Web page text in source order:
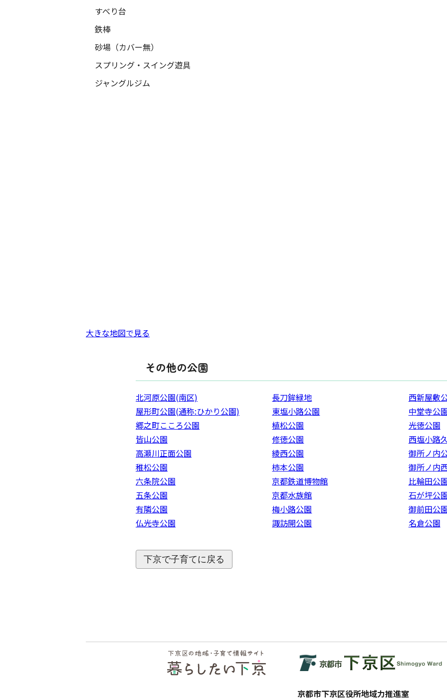
すべり台
鉄棒
砂場（カバー無）
スプリング・スイング遊具
ジャングルジム
大きな地図で見る
その他の公園
北河原公園(南区)
屋形町公園(通称:ひかり公園)
郷之町こころ公園
皆山公園
高瀬川正面公園
稚松公園
六条院公園
五条公園
有隣公園
仏光寺公園
長刀鉾緑地
東塩小路公園
植松公園
修徳公園
綾西公園
柿本公園
京都鉄道博物館
京都水族館
梅小路公園
諏訪開公園
西新屋敷
中堂寺公
光徳公園
西塩小路
御所ノ内
御所ノ内
比輪田公
石が坪公
御前田公
名倉公園
下京で子育てに戻る
京都市下京区役所地域力推進室